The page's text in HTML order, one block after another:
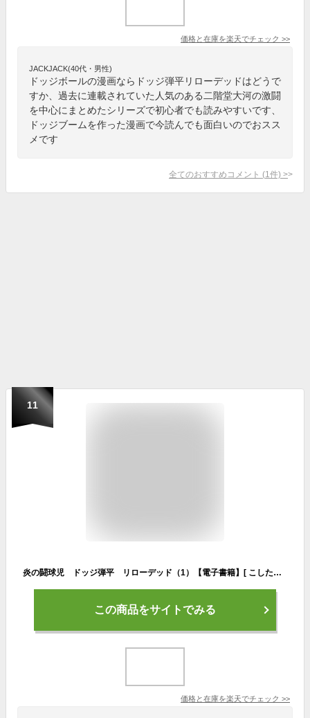
価格と在庫を楽天でチェック >>
JACKJACK(40代・男性)
ドッジボールの漫画ならドッジ弾平リローデッドはどうで
すか、過去に連載されていた人気のある二階堂大河の激闘
を中心にまとめたシリーズで初心者でも読みやすいです、
ドッジブームを作った漫画で今読んでも面白いのでおスス
メです
全てのおすすめコメント (1 件) >
11
炎の闘球児 ドッジ弾平 リローデッド（1）【電子書籍】[ こしたてつひろ ]
この商品をサイトでみる
価格と在庫を楽天でチェック >>